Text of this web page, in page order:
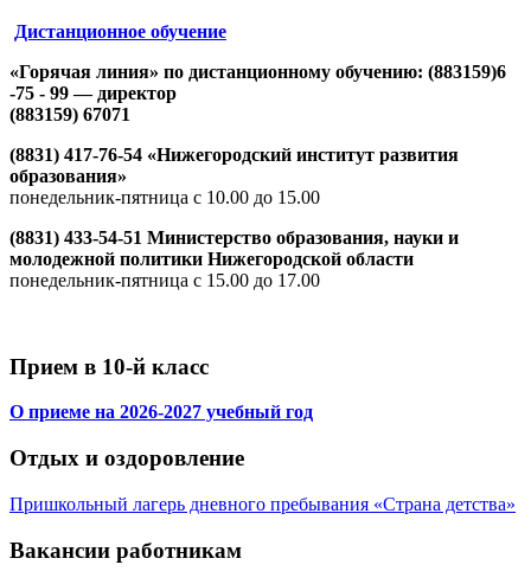
Дистанционное обучение
«Горячая линия» по дистанционному обучению: (883159)6
-75 - 99 — директор
(883159) 67071
(8831) 417-76-54 «Нижегородский институт развития
образования»
понедельник-пятница с 10.00 до 15.00
(8831) 433-54-51 Министерство образования, науки и
молодежной политики Нижегородской области
понедельник-пятница с 15.00 до 17.00
Прием в 10-й класс
О приеме на 2026-2027 учебный год
Отдых и оздоровление
Пришкольный лагерь дневного пребывания «Страна детства»
Вакансии работникам